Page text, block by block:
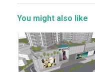
You might also like